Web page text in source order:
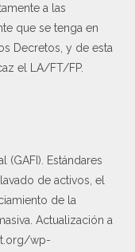
a las
que se tenga en
Decretos, y de esta
el LA/FT/FP.
(GAFI). Estándares
de activos, el
de la
Actualización a
wp-